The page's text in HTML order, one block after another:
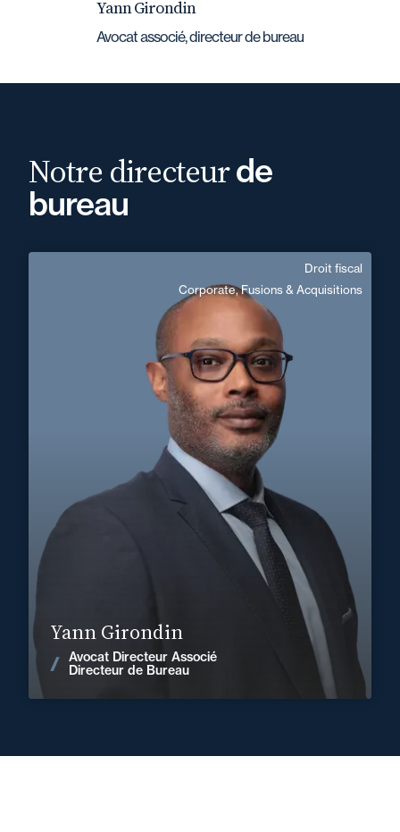
Yann Girondin
Avocat associé, directeur de bureau
Notre directeurde
bureau
Yann Girondin
Avocat Directeur Associé
Directeur de Bureau
Droit fiscal
Corporate, Fusions & Acquisitions
Yann Girondin
Domaine d’expertises :
Droit fiscal
Corporate, Fusions & Acquisitions
+33 2 33 82 33 10
yann.girondin@fidal.com
En savoir plus
Voir les actualités